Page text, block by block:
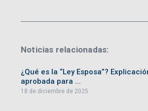
Noticias relacionadas:
¿Qué es la “Ley Esposa”?
aprobada para ...
18 de diciembre de 2025